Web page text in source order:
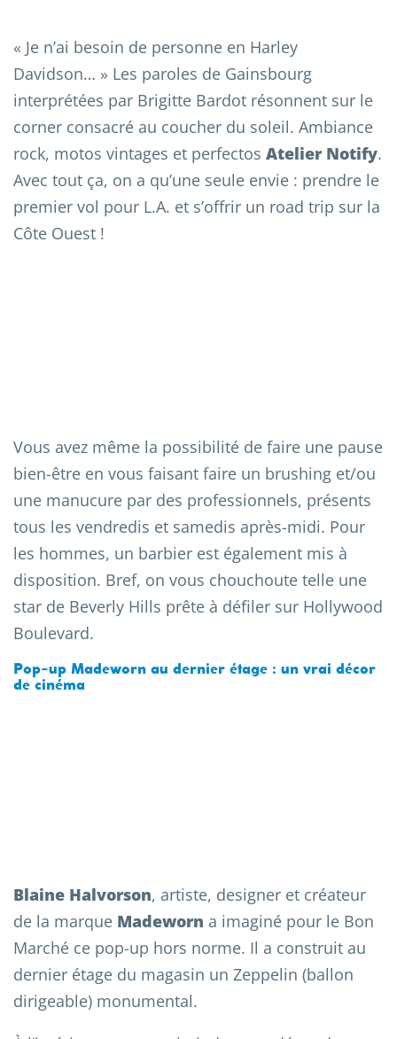
« Je n’ai besoin de personne en Harley
Davidson… » Les paroles de Gainsbourg
interprétées par Brigitte Bardot résonnent sur le
corner consacré au coucher du soleil. Ambiance
rock, motos vintages et perfectos Atelier Notify.
Avec tout ça, on a qu’une seule envie : prendre le
premier vol pour L.A. et s’offrir un road trip sur la
Côte Ouest !
Vous avez même la possibilité de faire une pause
bien-être en vous faisant faire un brushing et/ou
une manucure par des professionnels, présents
tous les vendredis et samedis après-midi. Pour
les hommes, un barbier est également mis à
disposition. Bref, on vous chouchoute telle une
star de Beverly Hills prête à défiler sur Hollywood
Boulevard.
Pop-up Madeworn au dernier étage : un vrai décor
de cinéma
Blaine Halvorson, artiste, designer et créateur
de la marque Madeworn a imaginé pour le Bon
Marché ce pop-up hors norme. Il a construit au
dernier étage du magasin un Zeppelin (ballon
dirigeable) monumental.